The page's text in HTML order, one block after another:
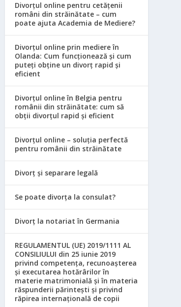
Divorțul online pentru cetățenii
români din străinătate – cum
poate ajuta Academia de Mediere?
Divorțul online prin mediere în
Olanda: Cum funcționează și cum
puteți obține un divorț rapid și
eficient
Divorțul online în Belgia pentru
românii din străinătate: cum să
obții divorțul rapid și eficient
Divorțul online – soluția perfectă
pentru românii din străinătate
Divorț și separare legală
Se poate divorța la consulat?
Divorț la notariat în Germania
REGULAMENTUL (UE) 2019/1111 AL
CONSILIULUI din 25 iunie 2019
privind competența, recunoașterea
și executarea hotărârilor în
materie matrimonială și în materia
răspunderii părintești și privind
răpirea internațională de copii